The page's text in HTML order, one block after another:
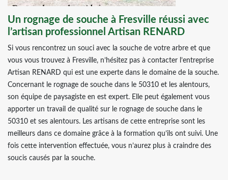
Un rognage de souche à Fresville réussi avec
l’artisan professionnel Artisan RENARD
Si vous rencontrez un souci avec la souche de votre arbre et que
vous vous trouvez à Fresville, n’hésitez pas à contacter l’entreprise
Artisan RENARD qui est une experte dans le domaine de la souche.
Concernant le rognage de souche dans le 50310 et les alentours,
son équipe de paysagiste en est expert. Elle peut également vous
apporter un travail de qualité sur le rognage de souche dans le
50310 et ses alentours. Les artisans de cette entreprise sont les
meilleurs dans ce domaine grâce à la formation qu’ils ont suivi. Une
fois cette intervention effectuée, vous n’aurez plus à craindre des
soucis causés par la souche.